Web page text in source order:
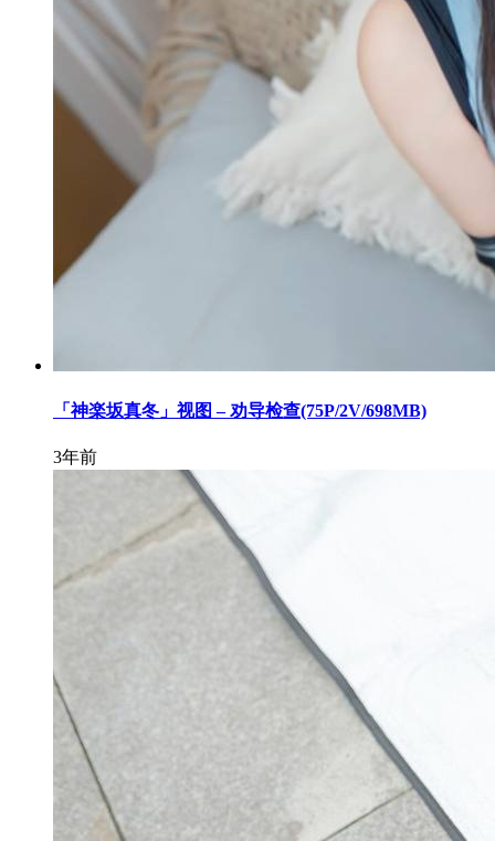
「神楽坂真冬」视图 – 劝导检查(75P/2V/698MB)
3年前